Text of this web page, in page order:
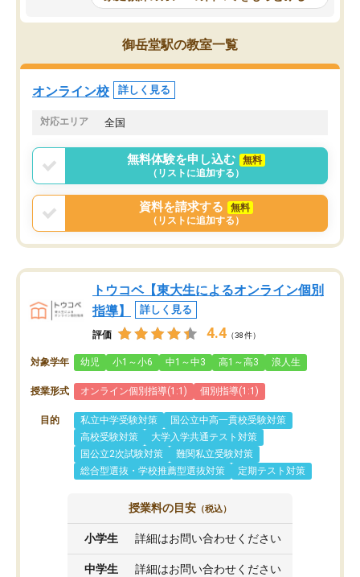
科目が増えてきました！あと1年受験ま
であるので無料の週末教室を使用しな
がら頑張って欲しいと思います！
御岳堂駅の教室一覧
オンライン校 詳しく見る
対応エリア 全国
無料体験を申し込む
無料
（リストに追加する）
資料を請求する
無料
（リストに追加する）
トウコベ【東大生によるオンライン個別
指導】
詳しく見る
評価 4.4 （38件）
対象学年 幼児 小1～小6 中1～中3 高1～高3 浪人生
授業形式 オンライン個別指導(1:1) 個別指導(1:1)
目的 私立中学受験対策
国公立中高一貫校受験対策
高校受験対策
大学入学共通テスト対策
国公立2次試験対策
難関私立受験対策
総合型選抜・学校推薦型選抜対策
定期テスト対策
授業料の目安 （税込）
小学生 詳細はお問い合わせください
中学生 詳細はお問い合わせください